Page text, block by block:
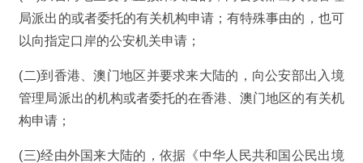
局派出的或者委托的有关机构申请；有特殊事由的，也可
以向指定口岸的公安机关申请；
(二)到香港、澳门地区并要求来大陆的，向公安部出入境
管理局派出的机构或者委托的在香港、澳门地区的有关机
构申请；
(三)经由外国来大陆的，依据《中华人民共和国公民出境